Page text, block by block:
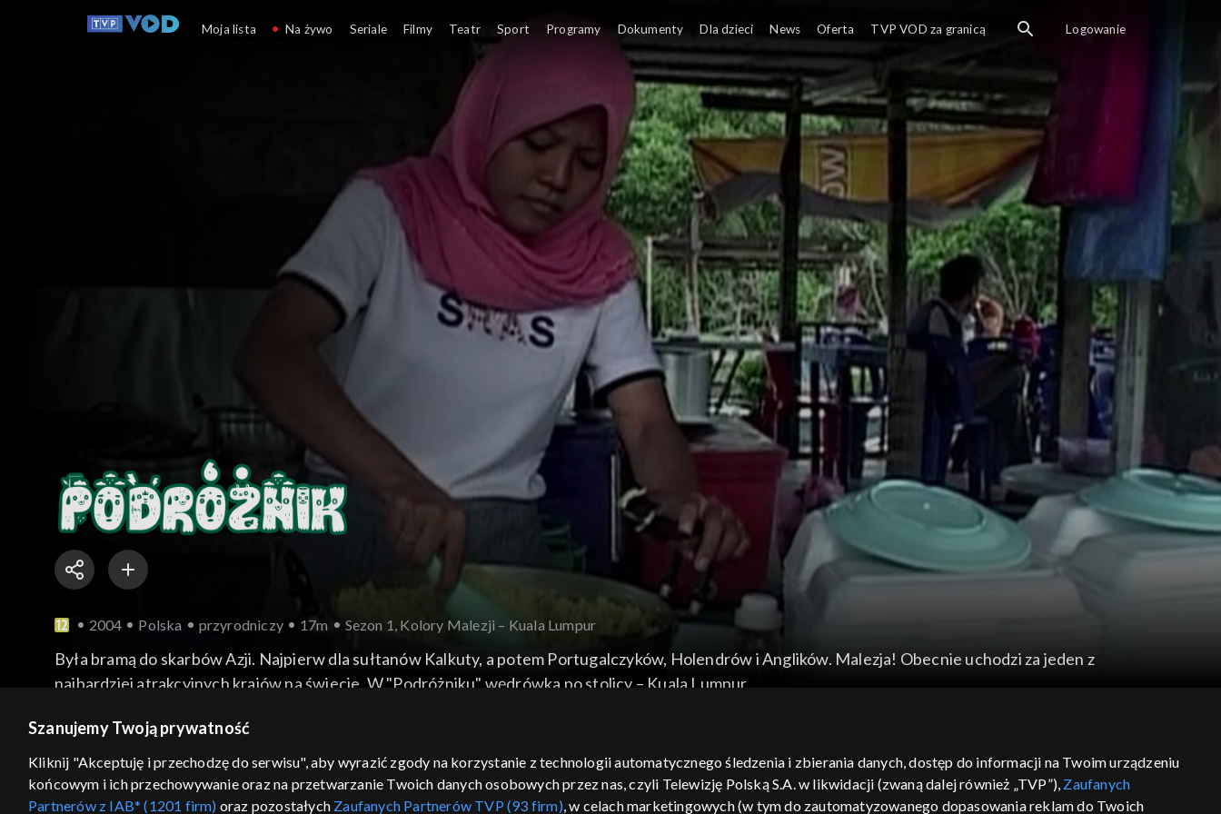
Podróżnik
2004 Polska przyrodniczy 17m Sezon 1, Kolory Malezji – Kuala Lumpur
Była bramą do skarbów Azji. Najpierw dla sułtanów Kalkuty, a potem Portugalczyków, Holendrów i Anglików. Malezja! Obecnie uchodzi za jeden z
najbardziej atrakcyjnych krajów na świecie. W "Podróżniku" wędrówka po stolicy – Kuala Lumpur.
Sezony i odcinki Wybierz
Moja lista Na żywo Seriale Filmy Teatr Sport Programy Dokumenty Dla dzieci News Oferta TVP VOD za granicą Logowanie
Szanujemy Twoją prywatność
Kliknij "Akceptuję i przechodzę do serwisu", aby wyrazić zgody na korzystanie z technologii automatycznego śledzenia i zbierania danych, dostęp do informacji na Twoim urządzeniu
końcowym i ich przechowywanie oraz na przetwarzanie Twoich danych osobowych przez nas, czyli Telewizję Polską S.A. w likwidacji (zwaną dalej również „TVP”), Zaufanych
Partnerów z IAB* (1201 firm) oraz pozostałych Zaufanych Partnerów TVP (93 firm), w celach marketingowych (w tym do zautomatyzowanego dopasowania reklam do Twoich